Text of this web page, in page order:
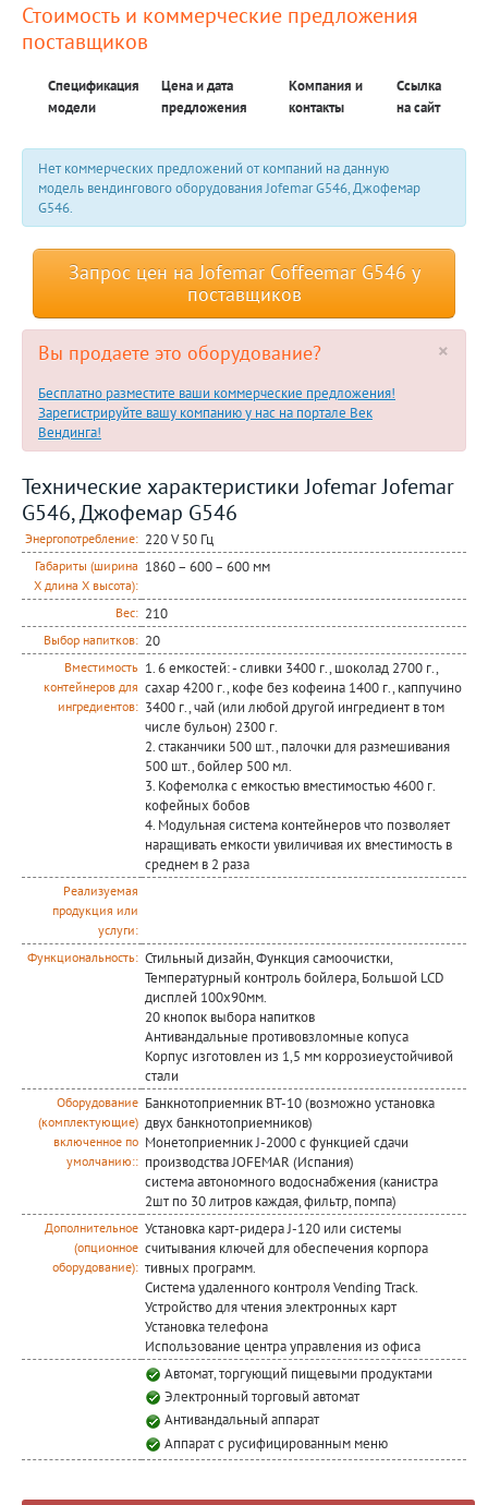
Стоимость и коммерческие предложения
поставщиков
Спецификация
модели
Цена и дата
предложения
Компания и
контакты
Ссылка
на сайт
Нет коммерческих предложений от компаний на данную
модель вендингового оборудования Jofemar G546, Джофемар
G546.
Запрос цен на Jofemar Coffeemar G546 у
поставщиков
×
Вы продаете это оборудование?
Бесплатно разместите ваши коммерческие предложения!
Зарегистрируйте вашу компанию у нас на портале Век
Вендинга!
Технические характеристики Jofemar Jofemar
G546, Джофемар G546
Энергопотребление: 220 V 50 Гц
Габариты (ширина
Х длина Х высота):
1860 – 600 – 600 мм
Вес: 210
Выбор напитков: 20
Вместимость
контейнеров для
ингредиентов:
1. 6 емкостей: - сливки 3400 г., шоколад 2700 г.,
сахар 4200 г., кофе без кофеина 1400 г., каппучино
3400 г., чай (или любой другой ингредиент в том
числе бульон) 2300 г.
2. стаканчики 500 шт., палочки для размешивания
500 шт., бойлер 500 мл.
3. Кофемолка с емкостью вместимостью 4600 г.
кофейных бобов
4. Модульная система контейнеров что позволяет
наращивать емкости увиличивая их вместимость в
среднем в 2 раза
Реализуемая
продукция или
услуги:
Функциональность: Стильный дизайн, Функция самоочистки,
Температурный контроль бойлера, Большой LCD
дисплей 100х90мм.
20 кнопок выбора напитков
Антивандальные противовзломные копуса
Корпус изготовлен из 1,5 мм коррозиеустойчивой
стали
Оборудование
(комплектующие)
включенное по
умолчанию::
Банкнотоприемник BT-10 (возможно установка
двух банкнотоприемников)
Монетоприемник J-2000 с функцией сдачи
производства JOFEMAR (Испания)
система автономного водоснабжения (канистра
2шт по 30 литров каждая, фильтр, помпа)
Дополнительное
(опционное
оборудование):
Установка карт-ридера J-120 или системы
считывания ключей для обеспечения корпора
тивных программ.
Система удаленного контроля Vending Track.
Устройство для чтения электронных карт
Установка телефона
Использование центра управления из офиса
Автомат, торгующий пищевыми продуктами
Электронный торговый автомат
Антивандальный аппарат
Аппарат с русифицированным меню